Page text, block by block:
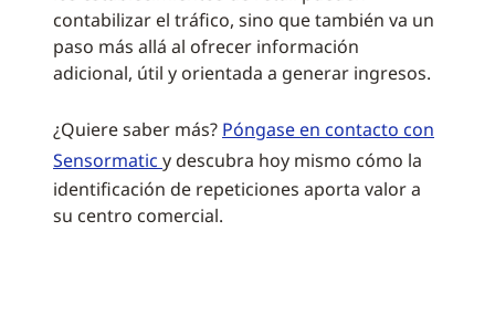
contabilizar el tráfico, sino que también va un
paso más allá al ofrecer información
adicional, útil y orientada a generar ingresos.
¿Quiere saber más? Póngase en contacto con
Sensormatic y descubra hoy mismo cómo la
identificación de repeticiones aporta valor a
su centro comercial.